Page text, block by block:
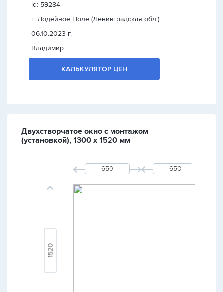
id: 59284
г. Лодейное Поле (Ленинградская обл.)
06.10.2023 г.
Владимир
КАЛЬКУЛЯТОР ЦЕН
Двухстворчатое окно с монтажом
(установкой), 1300 х 1520 мм